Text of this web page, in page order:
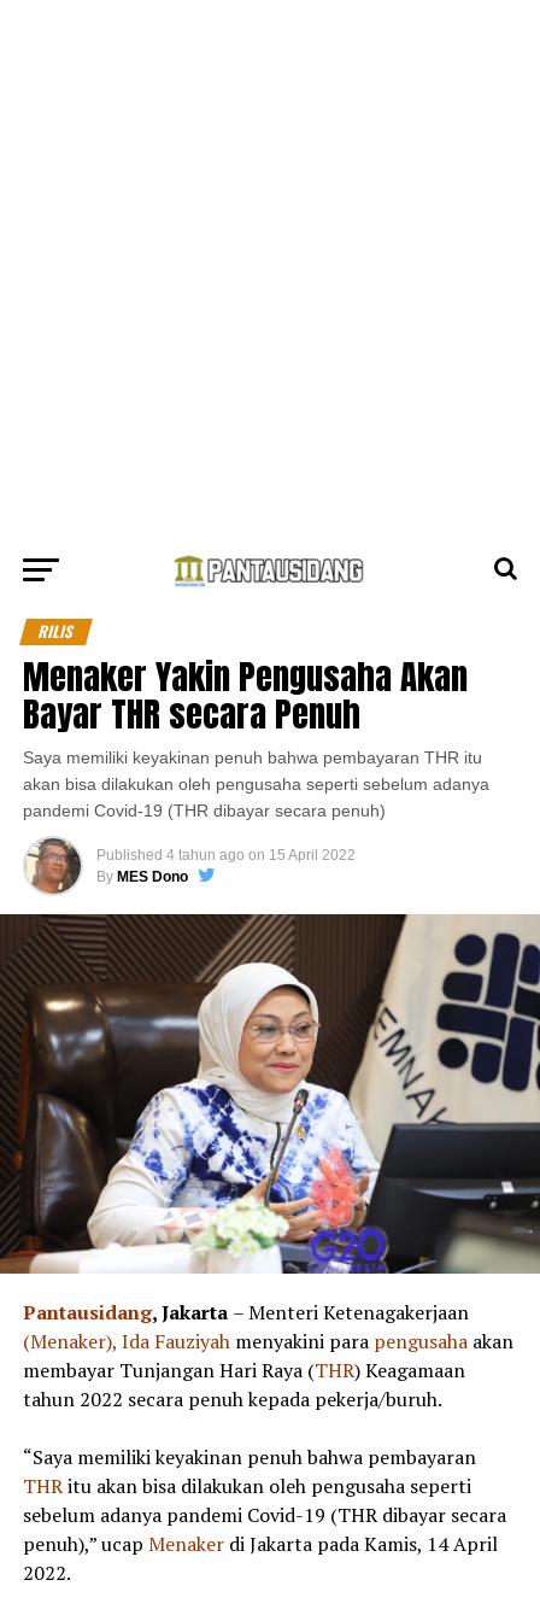
RILIS
Menaker Yakin Pengusaha Akan
Bayar THR secara Penuh
Saya memiliki keyakinan penuh bahwa pembayaran THR itu
akan bisa dilakukan oleh pengusaha seperti sebelum adanya
pandemi Covid-19 (THR dibayar secara penuh)
Published 4 tahun ago on 15 April 2022
By MES Dono
Pantausidang, Jakarta – Menteri Ketenagakerjaan
(Menaker), Ida Fauziyahmenyakini para pengusahaakan
membayar Tunjangan Hari Raya (THR) Keagamaan
tahun 2022 secara penuh kepada pekerja/buruh.
“Saya memiliki keyakinan penuh bahwa pembayaran
THRitu akan bisa dilakukan oleh pengusaha seperti
sebelum adanya pandemi Covid-19 (THR dibayar secara
penuh),” ucap Menakerdi Jakarta pada Kamis, 14 April
2022.